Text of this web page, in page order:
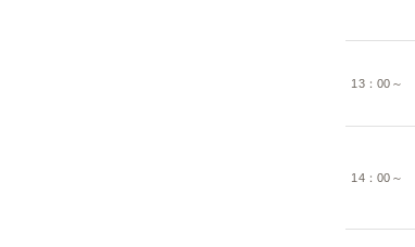
13：00～
14：00～